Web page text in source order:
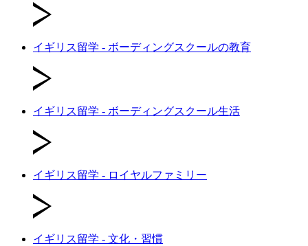
イギリス留学 - ボーディングスクールの教育
イギリス留学 - ボーディングスクール生活
イギリス留学 - ロイヤルファミリー
イギリス留学 - 文化・習慣